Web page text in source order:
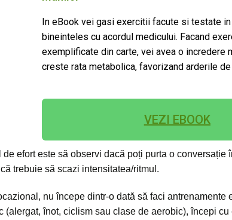
In eBook vei gasi exercitii facute si testate
bineinteles cu acordul medicului. Facand
exemplificate din carte, vei avea o incredere
creste rata metabolica, favorizand arderile
VEZI EBOOK
efort este să observi dacă poți purta o conversație
trebuie să scazi intensitatea/ritmul.
nu începe dintr-o dată să faci antrenamente
înot, ciclism sau clase de aerobic), începi